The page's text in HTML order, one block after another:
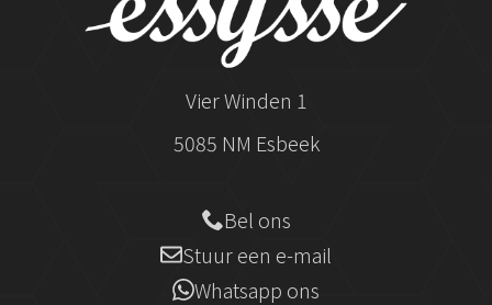
Vier Winden 1
5085 NM Esbeek
Bel ons
Stuur een e-mail
Whatsapp ons